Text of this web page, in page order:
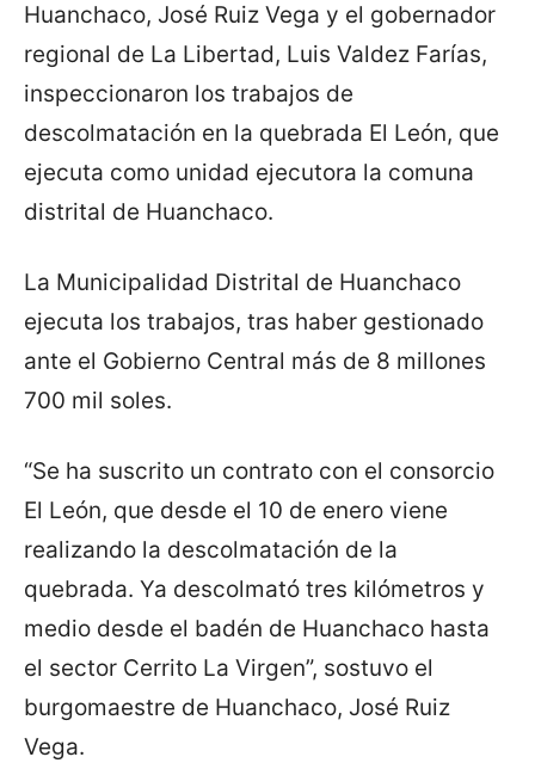
Huanchaco, José Ruiz Vega y el gobernador
regional de La Libertad, Luis Valdez Farías,
inspeccionaron los trabajos de
descolmatación en la quebrada El León, que
ejecuta como unidad ejecutora la comuna
distrital de Huanchaco.
La Municipalidad Distrital de Huanchaco
ejecuta los trabajos, tras haber gestionado
ante el Gobierno Central más de 8 millones
700 mil soles.
“Se ha suscrito un contrato con el consorcio
El León, que desde el 10 de enero viene
realizando la descolmatación de la
quebrada. Ya descolmató tres kilómetros y
medio desde el badén de Huanchaco hasta
el sector Cerrito La Virgen”, sostuvo el
burgomaestre de Huanchaco, José Ruiz
Vega.